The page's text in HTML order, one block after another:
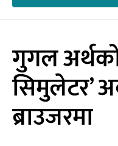
गुगल
सिमुलेटर’
ब्राउजरमा